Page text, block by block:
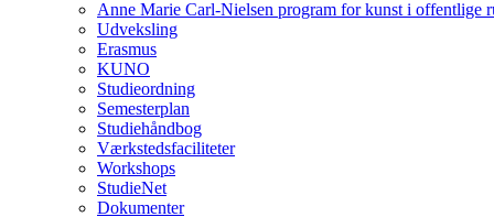
Anne Marie Carl-Nielsen program for kunst i offentlige
Udveksling
Erasmus
KUNO
Studieordning
Semesterplan
Studiehåndbog
Værkstedsfaciliteter
Workshops
StudieNet
Dokumenter